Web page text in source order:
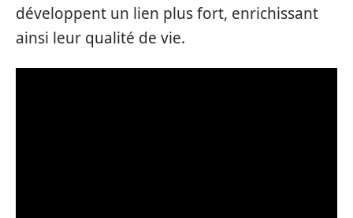
développent un lien plus fort, enrichissant
ainsi leur qualité de vie.